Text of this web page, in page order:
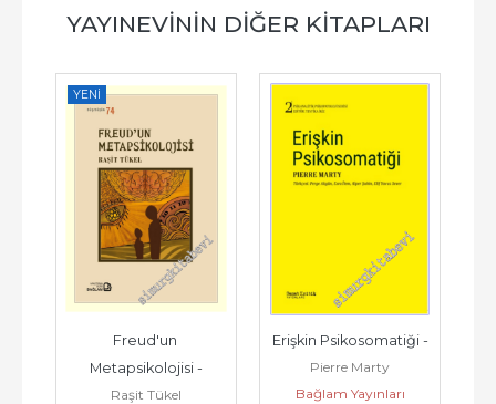
YAYINEVININ DIĞER KITAPLARI
YENI
Freud'un
Metapsikolojisi -
Raşit Tükel
Erişkin Psikosomatiği -
Pierre Marty
Bağlam Yayınları